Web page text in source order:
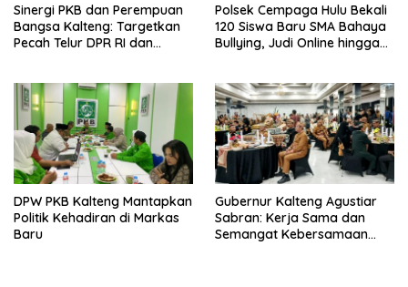
Sinergi PKB dan Perempuan
Bangsa Kalteng: Targetkan
Pecah Telur DPR RI dan
Polsek Cempaga Hulu Bekali
120 Siswa Baru SMA Bahaya
Bullying, Judi Online hingga
DPW PKB Kalteng Mantapkan
Politik Kehadiran di Markas
Baru
Gubernur Kalteng Agustiar
Sabran: Kerja Sama dan
Semangat Kebersamaan